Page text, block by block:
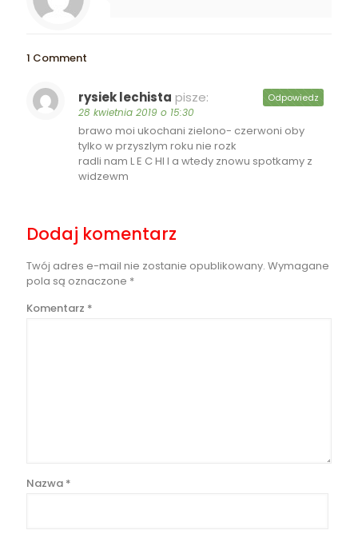
1 Comment
rysiek lechista pisze:
28 kwietnia 2019 o 15:30
brawo moi ukochani zielono- czerwoni oby
tylko w przyszlym roku nie rozk
radli nam L E C HI I a wtedy znowu spotkamy z
widzewm
Odpowiedz
Dodaj komentarz
Twój adres e-mail nie zostanie opublikowany. Wymagane
pola są oznaczone *
Komentarz *
Nazwa *